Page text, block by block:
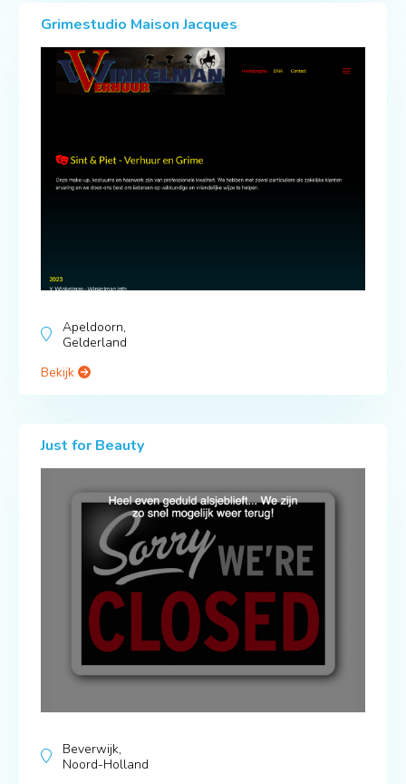
Grimestudio Maison Jacques
Apeldoorn,
Gelderland
Bekijk
Just for Beauty
Beverwijk,
Noord-Holland